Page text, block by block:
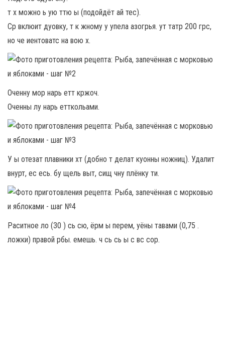
т х можно ь ую ттю ы (подойдёт ай тес).
Ср вклюит дуовку, т к жному у упела азогрья. ут татр 200 грс,
но че иентоватс на вою х.
Оченну мор нарь етт кржоч.
Оченны лу нарь етткольами.
У ы отезат плавники хт (добно т делат куонны ножниц). Удалит
внурт, ес есь. бу щель выт, сищ чну плёнку ти.
Раситное ло (30 ) сь сю, ёрм ы перем, уёны тавами (0,75 .
ложки) правой рбы. емешь. ч сь сь ы с вс сор.